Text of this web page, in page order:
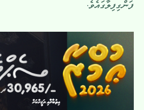
ފަންގިފިލާގައެވެ.